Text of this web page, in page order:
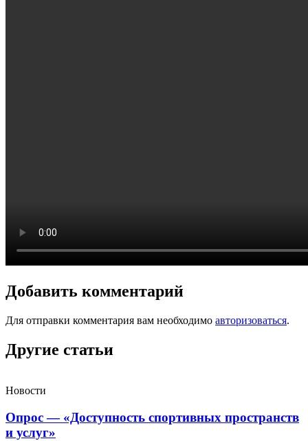
Добавить комментарий
Для отправки комментария вам необходимо авторизоваться.
Другие статьи
Новости
Опрос — «Доступность спортивных пространств
и услуг»